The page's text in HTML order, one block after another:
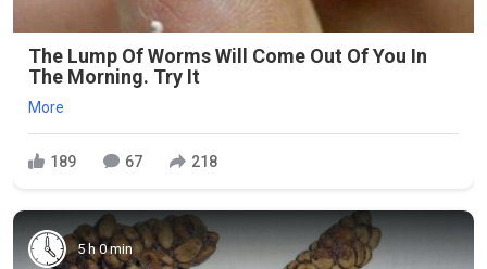
The Lump Of Worms Will Come Out Of You In
The Morning. Try It
More
189 67 218
5 h 0 min